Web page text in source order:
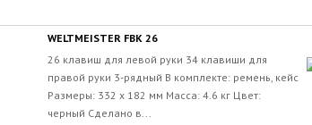
WELTMEISTER FBK 26
26 клавиш для левой руки 34 клавиши для
правой руки 3-рядный В комплекте: ремень, кейс
Размеры: 332 x 182 мм Масса: 4.6 кг Цвет:
черный Сделано в...